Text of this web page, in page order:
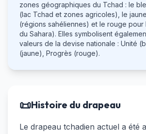
zones géographiques du Tchad : le
(lac Tchad et zones agricoles), le
(régions sahéliennes) et le rouge
du Sahara). Elles symbolisent
valeurs de la devise nationale : Unité
(jaune), Progrès (rouge).
📜Histoire du drapeau
Le drapeau tchadien actuel a été